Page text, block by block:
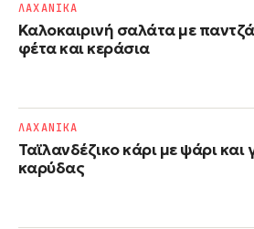
Καλοκαιρινή σαλάτα με
φέτα και κεράσια
ΛΑΧΑΝΙΚΑ
Ταϊλανδέζικο κάρι με ψάρι και
καρύδας
ΛΑΧΑΝΙΚΑ